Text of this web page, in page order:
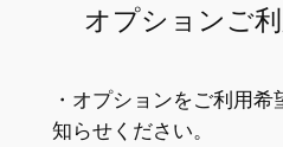
オプションご
・オプションをご利用
知らせください。